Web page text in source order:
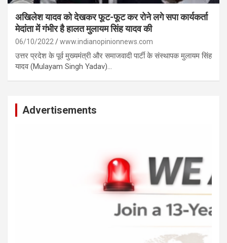
अखिलेश यादव को देखकर फूट-फूट कर रोने लगे सपा कार्यकर्ता
मेदांता में गंभीर है हालत मुलायम सिंह यादव की
06/10/2022 www.indianopinionnews.com
उत्तर प्रदेश के पूर्व मुख्यमंत्री और समाजवादी पार्टी के संस्थापक मुलायम सिंह
यादव (Mulayam Singh Yadav)…
Advertisements